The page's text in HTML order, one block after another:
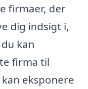
firmaer, der
dig indsigt i,
kan
firma til
kan eksponere